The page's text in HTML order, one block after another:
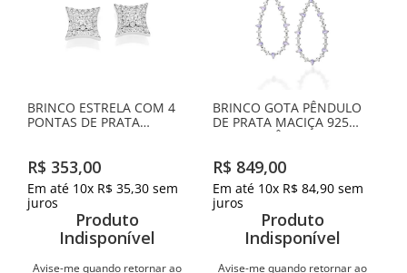
BRINCO ESTRELA COM 4
PONTAS DE PRATA
R$ 353,00
Em até 10x R$ 35,30 sem
juros
Produto
Indisponível
Avise-me quando retornar ao
BRINCO GOTA PÊNDULO
DE PRATA MACIÇA 925
COM ZIRCÔNIAS
R$ 849,00
Em até 10x R$ 84,90 sem
juros
Produto
Indisponível
Avise-me quando retornar ao